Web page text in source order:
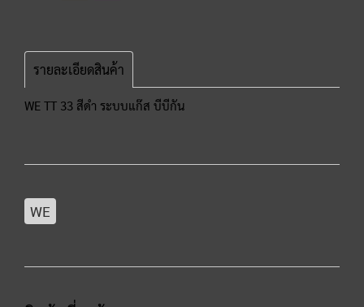
รายละเอียดสินค้า
WE TT 33 สีดำ ระบบแก๊ส บีบีกัน
WE